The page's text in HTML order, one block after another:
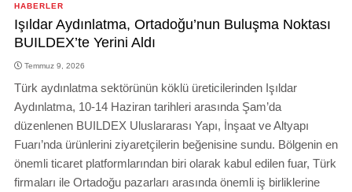
HABERLER
Işıldar Aydınlatma, Ortadoğu’nun Buluşma Noktası
BUILDEX’te Yerini Aldı
Temmuz 9, 2026
Türk aydınlatma sektörünün köklü üreticilerinden Işıldar
Aydınlatma, 10-14 Haziran tarihleri arasında Şam’da
düzenlenen BUILDEX Uluslararası Yapı, İnşaat ve Altyapı
Fuarı’nda ürünlerini ziyaretçilerin beğenisine sundu. Bölgenin en
önemli ticaret platformlarından biri olarak kabul edilen fuar, Türk
firmaları ile Ortadoğu pazarları arasında önemli iş birliklerine